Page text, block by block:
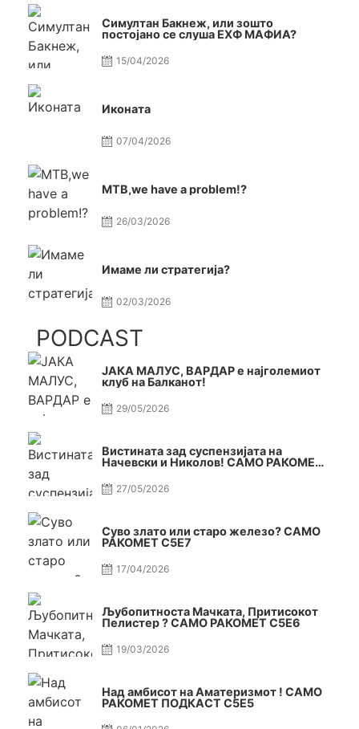
Симултан Бакнеж, или зошто
постојано се слуша ЕХФ МАФИА?
15/04/2026
Иконата
07/04/2026
МТВ,we have a problem!?
26/03/2026
Имаме ли стратегија?
02/03/2026
PODCAST
ЈАКА МАЛУС, ВАРДАР е најголемиот
клуб на Балканот!
29/05/2026
Вистината зад суспензијата на
Начевски и Николов! САМО РАКОМЕТ
27/05/2026
Суво злато или старо железо? САМО
РАКОМЕТ С5Е7
17/04/2026
Љубопитноста Мачката, Притисокот
Пелистер ? САМО РАКОМЕТ С5Е6
19/03/2026
Над амбисот на Аматеризмот ! САМО
РАКОМЕТ ПОДКАСТ С5E5